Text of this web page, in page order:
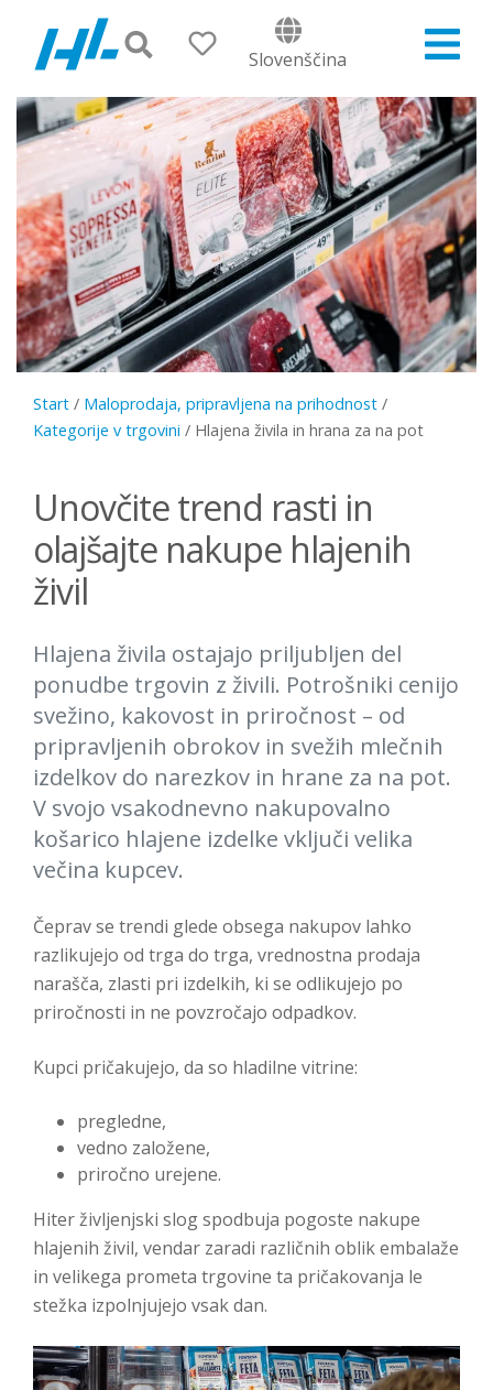
Slovenščina
Start / Maloprodaja, pripravljena na prihodnost /
Kategorije v trgovini / Hlajena živila in hrana za na pot
Unovčite trend rasti in
olajšajte nakupe hlajenih
živil
Hlajena živila ostajajo priljubljen del
ponudbe trgovin z živili. Potrošniki cenijo
svežino, kakovost in priročnost – od
pripravljenih obrokov in svežih mlečnih
izdelkov do narezkov in hrane za na pot.
V svojo vsakodnevno nakupovalno
košarico hlajene izdelke vključi velika
večina kupcev.
Čeprav se trendi glede obsega nakupov lahko
razlikujejo od trga do trga, vrednostna prodaja
narašča, zlasti pri izdelkih, ki se odlikujejo po
priročnosti in ne povzročajo odpadkov.
Kupci pričakujejo, da so hladilne vitrine:
pregledne,
vedno založene,
priročno urejene.
Hiter življenjski slog spodbuja pogoste nakupe
hlajenih živil, vendar zaradi različnih oblik embalaže
in velikega prometa trgovine ta pričakovanja le
stežka izpolnjujejo vsak dan.